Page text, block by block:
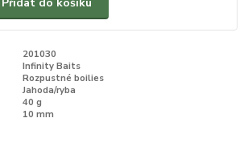
201030
Infinity Baits
Rozpustné boilies
Jahoda/ryba
40 g
10 mm